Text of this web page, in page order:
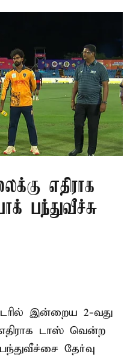
எதிராக
பந்துவீச்சு
இன்றைய 2-வது
டாஸ் வென்ற
தேர்வு